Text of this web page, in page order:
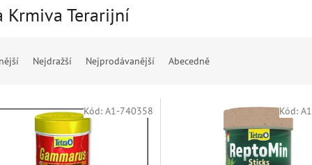
Krmiva Terarijní
Nejdražší Nejprodávanější Abecedně
Kód: A1-740358 Kód: